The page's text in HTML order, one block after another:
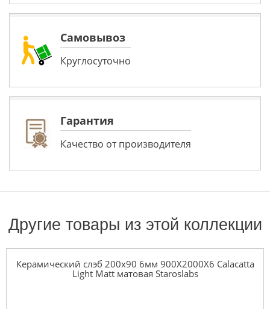
Самовывоз
Круглосуточно
Гарантия
Качество от производителя
Другие товары из этой коллекции
Керамический слэб 200x90 6мм 900X2000X6 Calacatta
Light Matt матовая Staroslabs